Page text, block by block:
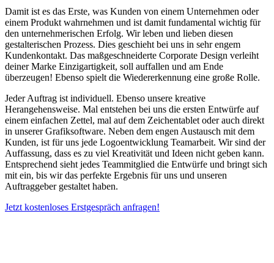
Damit ist es das Erste, was Kunden von einem Unternehmen oder
einem Produkt wahrnehmen und ist damit fundamental wichtig für
den unternehmerischen Erfolg. Wir leben und lieben diesen
gestalterischen Prozess. Dies geschieht bei uns in sehr engem
Kundenkontakt. Das maßgeschneiderte Corporate Design verleiht
deiner Marke Einzigartigkeit, soll auffallen und am Ende
überzeugen! Ebenso spielt die Wiedererkennung eine große Rolle.
Jeder Auftrag ist individuell. Ebenso unsere kreative
Herangehensweise. Mal entstehen bei uns die ersten Entwürfe auf
einem einfachen Zettel, mal auf dem Zeichentablet oder auch direkt
in unserer Grafiksoftware. Neben dem engen Austausch mit dem
Kunden, ist für uns jede Logoentwicklung Teamarbeit. Wir sind der
Auffassung, dass es zu viel Kreativität und Ideen nicht geben kann.
Entsprechend sieht jedes Teammitglied die Entwürfe und bringt sich
mit ein, bis wir das perfekte Ergebnis für uns und unseren
Auftraggeber gestaltet haben.
Jetzt kostenloses Erstgespräch anfragen!